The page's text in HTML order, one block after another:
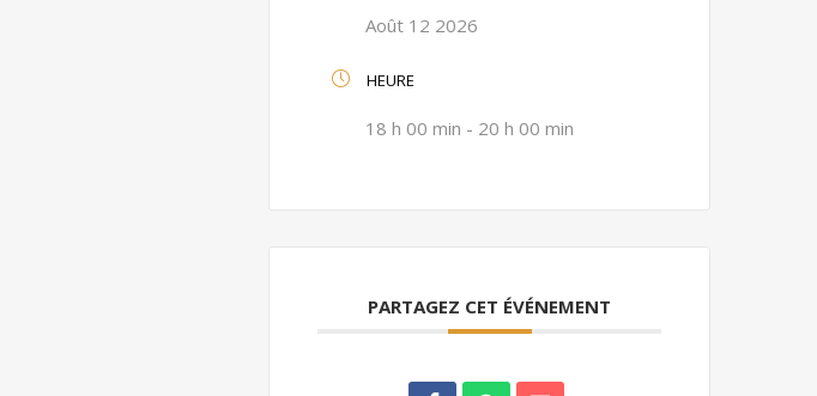
Août 12 2026
HEURE
18 h 00 min - 20 h 00 min
PARTAGEZ CET ÉVÉNEMENT